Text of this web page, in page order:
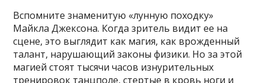
Вспомните знаменитую «лунную походку»
Майкла Джексона. Когда зритель видит ее на
сцене, это выглядит как магия, как врожденный
талант, нарушающий законы физики. Но за этой
магией стоят тысячи часов изнурительных
тренировок танцполе, стертые в кровь ноги и